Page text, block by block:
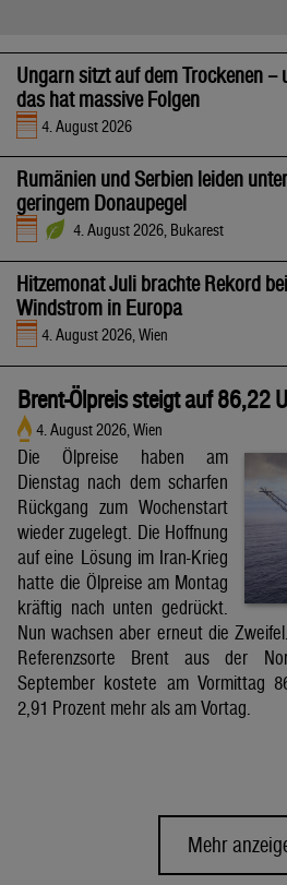
Ungarn sitzt auf dem Trockenen –
das hat massive Folgen
4. August 2026
Rumänien und Serbien leiden unter
geringem Donaupegel
4. August 2026, Bukarest
Hitzemonat Juli brachte Rekord bei
Windstrom in Europa
4. August 2026, Wien
Brent-Ölpreis steigt auf 86,22
4. August 2026, Wien
Die Ölpreise haben am
Dienstag nach dem scharfen
Rückgang zum Wochenstart
wieder zugelegt. Die Hoffnung
auf eine Lösung im Iran-Krieg
hatte die Ölpreise am Montag
kräftig nach unten gedrückt.
Nun wachsen aber erneut die
Referenzsorte Brent aus der
September kostete am Vormittag
2,91 Prozent mehr als am Vortag.
Mehr